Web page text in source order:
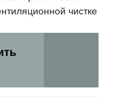
чистке